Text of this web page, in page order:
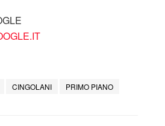
CINGOLANI PRIMO PIANO